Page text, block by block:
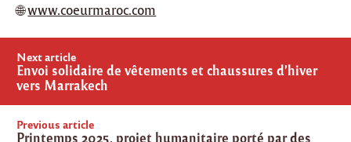
🌐www.coeurmaroc.com
Post
navigation
Previous article
Printemps 2025, projet humanitaire porté par des
Next article
Envoi solidaire de vêtements et chaussures d’hiver
vers Marrakech